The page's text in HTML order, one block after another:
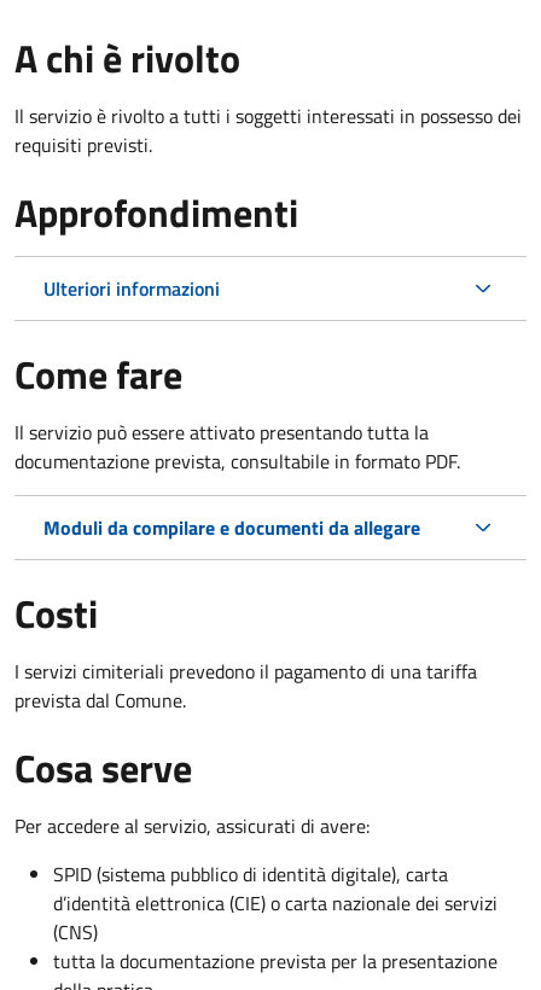
A chi è rivolto
Il servizio è rivolto a tutti i soggetti interessati in possesso dei
requisiti previsti.
Approfondimenti
Ulteriori informazioni
Come fare
Il servizio può essere attivato presentando tutta la
documentazione prevista, consultabile in formato PDF.
Moduli da compilare e documenti da allegare
Costi
I servizi cimiteriali prevedono il pagamento di una tariffa
prevista dal Comune.
Cosa serve
Per accedere al servizio, assicurati di avere:
SPID (sistema pubblico di identità digitale), carta
d’identità elettronica (CIE) o carta nazionale dei servizi
(CNS)
tutta la documentazione prevista per la presentazione